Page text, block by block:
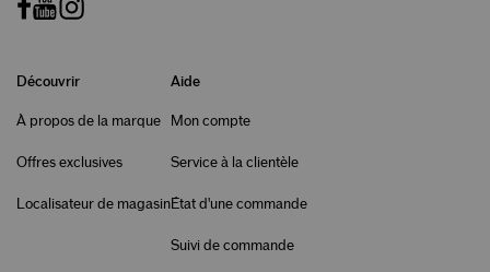
Découvrir
À propos de la marque
Offres exclusives
Localisateur de magasin
Aide
Mon compte
Service à la clientèle
État d'une commande
Suivi de commande